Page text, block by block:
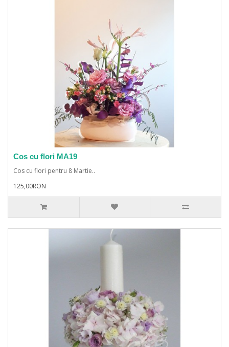
Cos cu flori MA19
Cos cu flori pentru 8 Martie..
125,00RON